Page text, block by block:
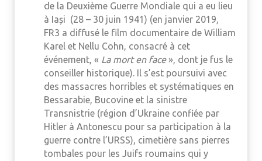
de la Deuxième Guerre Mondiale qui a eu lieu
à Iași (28 – 30 juin 1941) (en janvier 2019,
FR3 a diffusé le film documentaire de William
Karel et Nellu Cohn, consacré à cet
événement, « La mort en face », dont je fus le
conseiller historique). Il s’est poursuivi avec
des massacres horribles et systématiques en
Bessarabie, Bucovine et la sinistre
Transnistrie (région d’Ukraine confiée par
Hitler à Antonescu pour sa participation à la
guerre contre l’URSS), cimetière sans pierres
tombales pour les Juifs roumains qui y